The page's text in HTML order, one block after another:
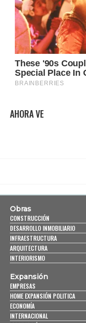
AHORA VE
Obras
CONSTRUCCIÓN
DESARROLLO INMOBILIARIO
INFRAESTRUCTURA
ARQUITECTURA
INTERIORISMO
Expansión
EMPRESAS
HOME EXPANSIÓN POLITICA
ECONOMÍA
INTERNACIONAL